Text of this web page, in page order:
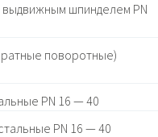
шпинделем PN
поворотные)
PN 16 — 40
PN 16 — 40